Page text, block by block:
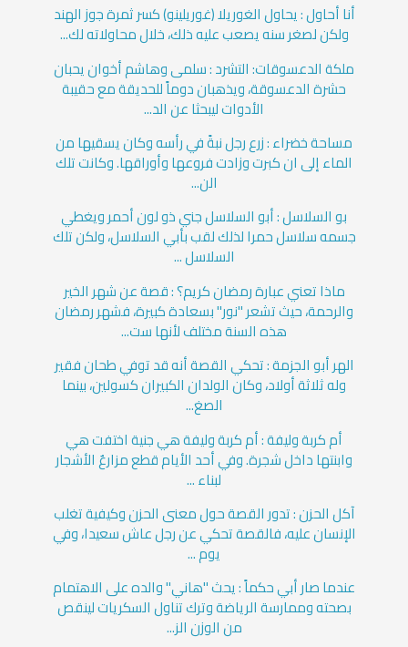
أنا أحاول : يحاول الغوريلا (غوريلينو) كسر ثمرة جوز الهند
ولكن لصغر سنه يصعب عليه ذلك، خلال محاولاته لك...
ملكة الدعسوقات: التشرد : سلمى وهاشم أخوان يحبان
حشرة الدعسوقة، ويذهبان دوماً للحديقة مع حقيبة
الأدوات ليبحثا عن الد...
مساحة خضراء : زرع رجل نبةً في رأسه وكان يسقيها من
الماء إلى ان كبرت وزادت فروعها وأوراقها. وكانت تلك
الن...
بو السلاسل : أبو السلاسل جني ذو لون أحمر ويغطي
جسمه سلاسل حمرا لذلك لقب بأبي السلاسل، ولكن تلك
السلاسل ...
ماذا تعني عبارة رمضان كريم؟ : قصة عن شهر الخير
والرحمة، حيث تشعر "نور" بسعادة كبيرة، فشهر رمضان
هذه السنة مختلف لأنها ست...
الهر أبو الجزمة : تحكي القصة أنه قد توفي طحان فقير
وله ثلاثة أولاد، وكان الولدان الكبيران كسولين، بينما
الصغ...
أم كربة وليفة : أم كربة وليفة هي جنية اختفت هي
وابنتها داخل شجرة. وفي أحد الأيام قطع مزارعٌ الأشجار
لبناء ...
آكل الحزن : تدور القصة حول معنى الحزن وكيفية تغلب
الإنسان عليه، فالقصة تحكي عن رجل عاش سعيدا، وفي
يوم ...
عندما صار أبي حكماً : يحث "هاني" والده على الاهتمام
بصحته وممارسة الرياضة وترك تناول السكريات لينقص
من الوزن الز...